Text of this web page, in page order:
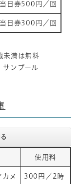
当日券500円／回
当日券300円／回
未満は無料
ンプール
使用料
ヌ
300円／2時